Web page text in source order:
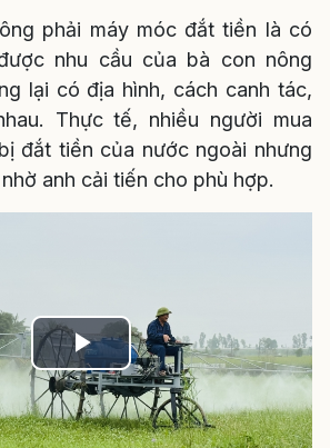
phải máy móc đắt tiền là có
nhu cầu của bà con nông
lại có địa hình, cách canh tác,
Thực tế, nhiều người mua
đắt tiền của nước ngoài nhưng
anh cải tiến cho phù hợp.
Play
Video